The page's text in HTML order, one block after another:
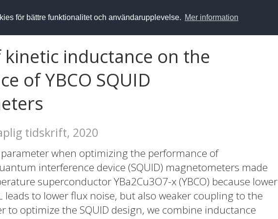
för bättre funktionalitet och användarupplevelse. Mer information
inductance on the
of YBCO SQUID
tidskrift, 2020
when optimizing the performance of
interference device (SQUID) magnetometers made
superconductor YBa2Cu3O7-x (YBCO) because lower
leads to lower flux noise, but also weaker coupling to the
to optimize the SQUID design, we combine inductance